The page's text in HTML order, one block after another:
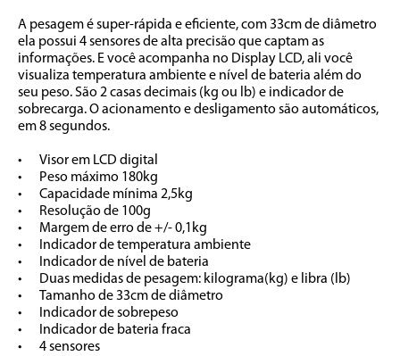
A pesagem é super-rápida e eficiente, com 33cm de diâmetro
ela possui 4 sensores de alta precisão que captam as
informações. E você acompanha no Display LCD, ali você
visualiza temperatura ambiente e nível de bateria além do
seu peso. São 2 casas decimais (kg ou lb) e indicador de
sobrecarga. O acionamento e desligamento são automáticos,
em 8 segundos.
•	Visor em LCD digital
•	Peso máximo 180kg
•	Capacidade mínima 2,5kg
•	Resolução de 100g
•	Margem de erro de +/- 0,1kg
•	Indicador de temperatura ambiente
•	Indicador de nível de bateria
•	Duas medidas de pesagem: kilograma(kg) e libra (lb)
•	Tamanho de 33cm de diâmetro
•	Indicador de sobrepeso
•	Indicador de bateria fraca
•	4 sensores